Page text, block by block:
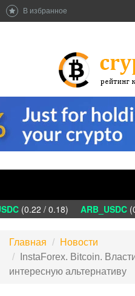
В избранное
(0.22 / 0.18) ARB_USDC
Главная
Новости
InstaForex. Bitcoin.
интересную альтернативу